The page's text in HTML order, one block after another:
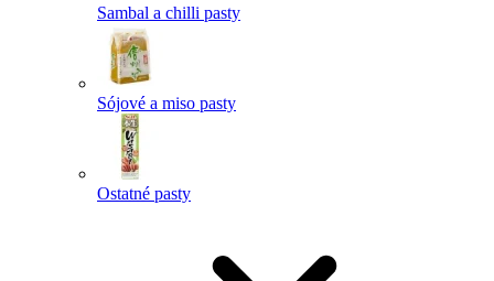
Sambal a chilli pasty
Sójové a miso pasty
Ostatné pasty